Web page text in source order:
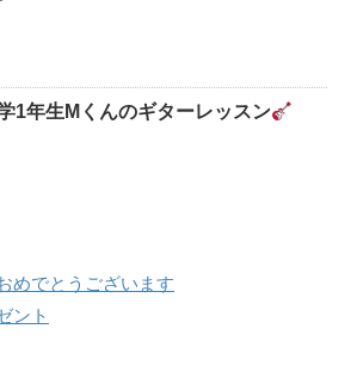
1年生Mくんのギターレッスン
めでとうございます
ント